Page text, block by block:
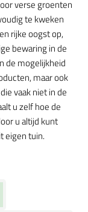
verse groenten
te kweken
rijke oogst op,
bewaring in de
de mogelijkheid
maar ook
vaak niet in de
u zelf hoe de
u altijd kunt
eigen tuin.